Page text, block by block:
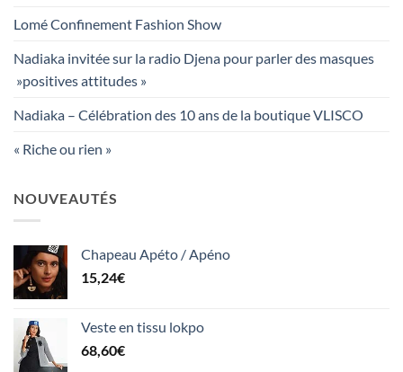
Lomé Confinement Fashion Show
Nadiaka invitée sur la radio Djena pour parler des masques
»positives attitudes »
Nadiaka – Célébration des 10 ans de la boutique VLISCO
« Riche ou rien »
NOUVEAUTÉS
Chapeau Apéto / Apéno
15,24€
Veste en tissu lokpo
68,60€